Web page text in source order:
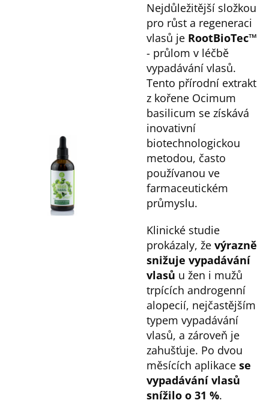
Nejdůležitější složkou
pro růst a regeneraci
vlasů je RootBioTec™
- průlom v léčbě
vypadávání vlasů.
Tento přírodní extrakt
z kořene Ocimum
basilicum se získává
inovativní
biotechnologickou
metodou, často
používanou ve
farmaceutickém
průmyslu.
Klinické studie
prokázaly, že výrazně
snižuje vypadávání
vlasů u žen i mužů
trpících androgenní
alopecií, nejčastějším
typem vypadávání
vlasů, a zároveň je
zahušťuje. Po dvou
měsících aplikace se
vypadávání vlasů
snížilo o 31 %.